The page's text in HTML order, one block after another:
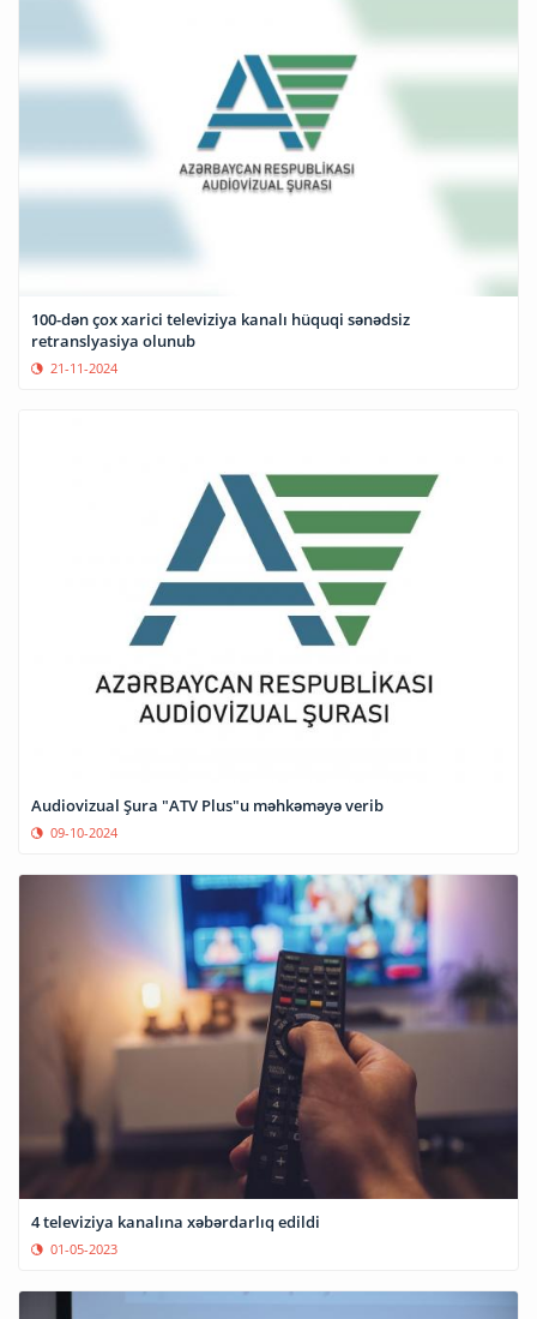
100-dən çox xarici televiziya kanalı hüquqi sənədsiz
retranslyasiya olunub
21-11-2024
Audiovizual Şura "ATV Plus"u məhkəməyə verib
09-10-2024
4 televiziya kanalına xəbərdarlıq edildi
01-05-2023